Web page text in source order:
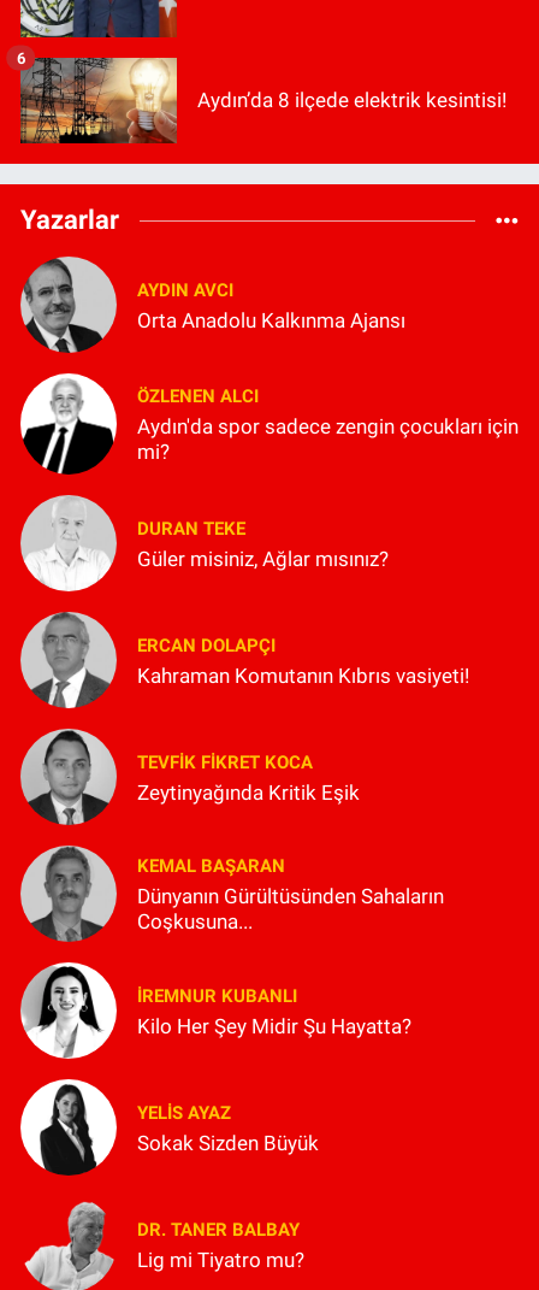
Aydın’da 8 ilçede elektrik kesintisi!
6
Yazarlar
AYDIN AVCI
Orta Anadolu Kalkınma Ajansı
ÖZLENEN ALCI
Aydın'da spor sadece zengin çocukları için
mi?
DURAN TEKE
Güler misiniz, Ağlar mısınız?
ERCAN DOLAPÇI
Kahraman Komutanın Kıbrıs vasiyeti!
TEVFIK FIKRET KOCA
Zeytinyağında Kritik Eşik
KEMAL BAŞARAN
Dünyanın Gürültüsünden Sahaların
Coşkusuna...
İREMNUR KUBANLI
Kilo Her Şey Midir Şu Hayatta?
YELIS AYAZ
Sokak Sizden Büyük
DR. TANER BALBAY
Lig mi Tiyatro mu?